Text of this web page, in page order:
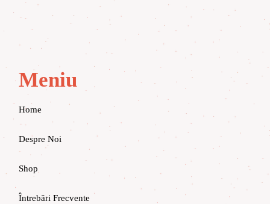
Meniu
Home
Despre Noi
Shop
Întrebări Frecvente